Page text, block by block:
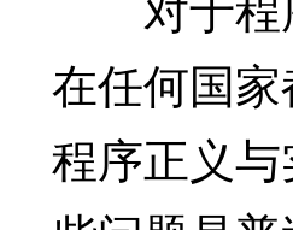
在任何国
程序正义